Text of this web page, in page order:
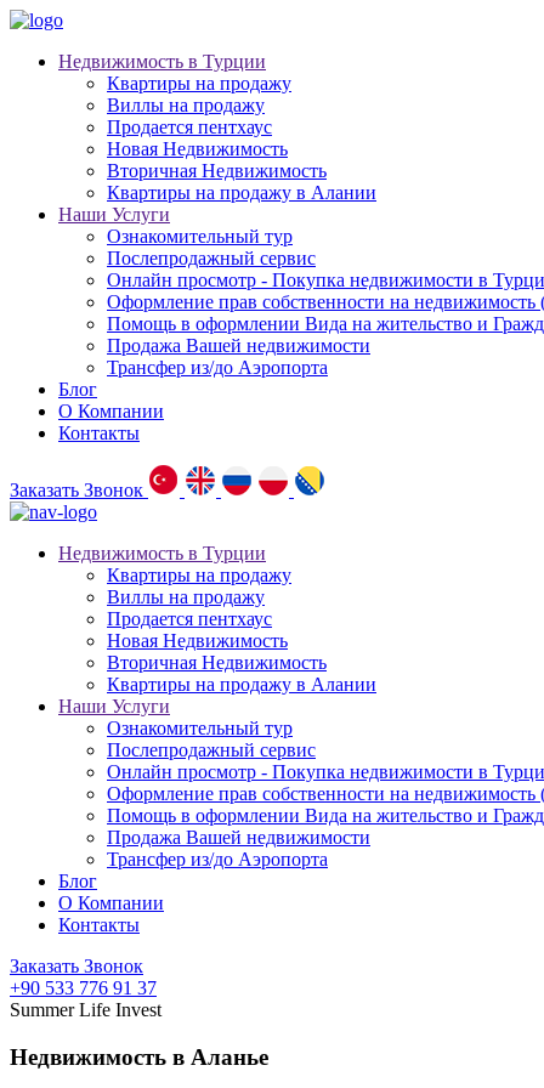
Недвижимость в Турции
Квартиры на продажу
Виллы на продажу
Продается пентхаус
Новая Недвижимость
Вторичная Недвижимость
Квартиры на продажу в Алании
Наши Услуги
Ознакомительный тур
Послепродажный сервис
Онлайн просмотр - Покупка недвижимости в
Оформление прав собственности на
Помощь в оформлении Вида на жительство и
Продажа Вашей недвижимости
Трансфер из/до Аэропорта
Блог
О Компании
Контакты
Заказать Звонок
Недвижимость в Турции
Квартиры на продажу
Виллы на продажу
Продается пентхаус
Новая Недвижимость
Вторичная Недвижимость
Квартиры на продажу в Алании
Наши Услуги
Ознакомительный тур
Послепродажный сервис
Онлайн просмотр - Покупка недвижимости в
Оформление прав собственности на
Помощь в оформлении Вида на жительство и
Продажа Вашей недвижимости
Трансфер из/до Аэропорта
Блог
О Компании
Контакты
Заказать Звонок
+90 533 776 91 37
Summer Life Invest
Недвижимость в Аланье